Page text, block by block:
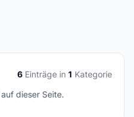
6 Einträge in 1 Kategorie
dieser Seite.